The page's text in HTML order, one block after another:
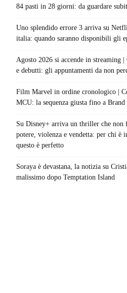
84 pasti in 28 giorni: da guardare
Uno splendido errore 3 arriva su
italia: quando saranno disponibili gli
Agosto 2026 si accende in streaming
e debutti: gli appuntamenti da non
Film Marvel in ordine cronologico |
MCU: la sequenza giusta fino a
Su Disney+ arriva un thriller che non
potere, violenza e vendetta: per chi è
questo è perfetto
Soraya è devastana, la notizia su
malissimo dopo Temptation Island